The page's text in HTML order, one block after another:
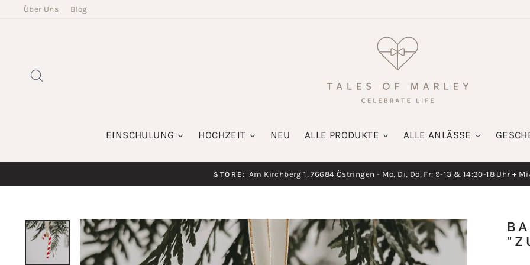
DirektÜber Uns Blog
EINSCHULUNG HOCHZEIT NEU ALLE PRODUKTE ALLE ANLÄSSE
STORE: Am Kirchberg 1, 76684 Östringen - Mo, Di, Do, Fr: 9-13 & 14:30-18 Uhr +